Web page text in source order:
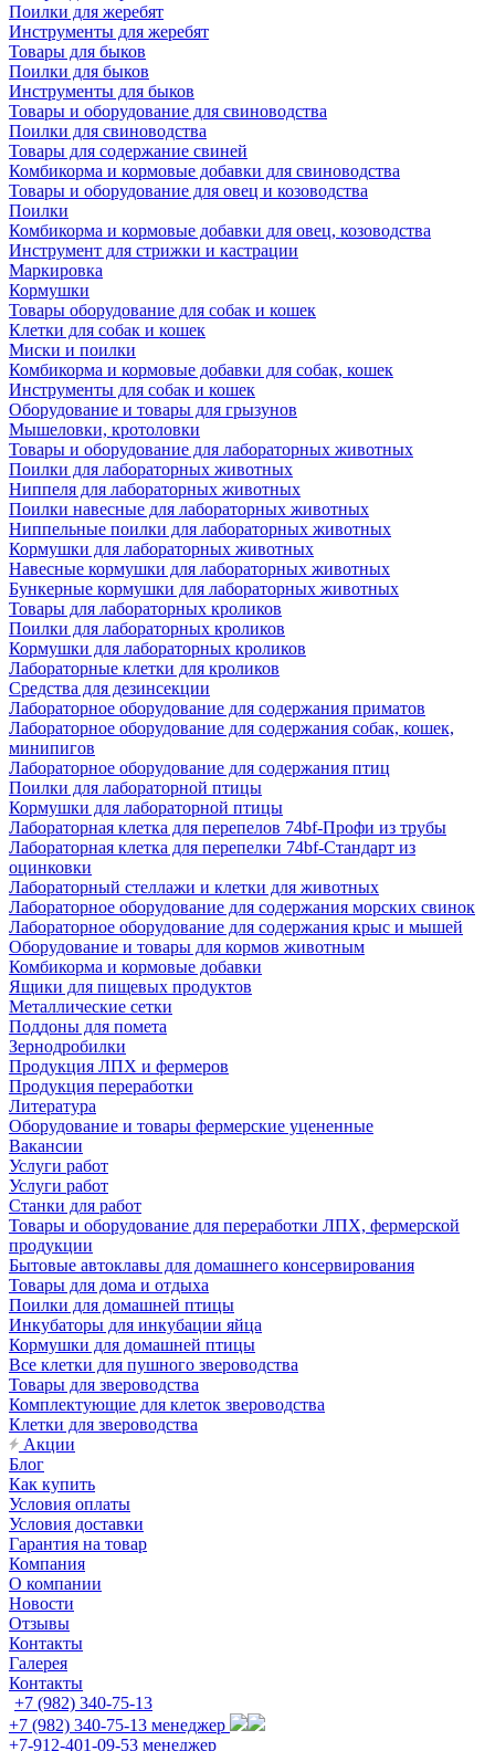
Поилки для жеребят
Инструменты для жеребят
Товары для быков
Поилки для быков
Инструменты для быков
Товары и оборудование для свиноводства
Поилки для свиноводства
Товары для содержание свиней
Комбикорма и кормовые добавки для свиноводства
Товары и оборудование для овец и козоводства
Поилки
Комбикорма и кормовые добавки для овец, козоводства
Инструмент для стрижки и кастрации
Маркировка
Кормушки
Товары оборудование для собак и кошек
Клетки для собак и кошек
Миски и поилки
Комбикорма и кормовые добавки для собак, кошек
Инструменты для собак и кошек
Оборудование и товары для грызунов
Мышеловки, кротоловки
Товары и оборудование для лабораторных животных
Поилки для лабораторных животных
Ниппеля для лабораторных животных
Поилки навесные для лабораторных животных
Ниппельные поилки для лабораторных животных
Кормушки для лабораторных животных
Навесные кормушки для лабораторных животных
Бункерные кормушки для лабораторных животных
Товары для лабораторных кроликов
Поилки для лабораторных кроликов
Кормушки для лабораторных кроликов
Лабораторные клетки для кроликов
Средства для дезинсекции
Лабораторное оборудование для содержания приматов
Лабораторное оборудование для содержания собак, кошек,
минипигов
Лабораторное оборудование для содержания птиц
Поилки для лабораторной птицы
Кормушки для лабораторной птицы
Лабораторная клетка для перепелов 74bf-Профи из трубы
Лабораторная клетка для перепелки 74bf-Стандарт из
оцинковки
Лабораторный стеллажи и клетки для животных
Лабораторное оборудование для содержания морских свинок
Лабораторное оборудование для содержания крыс и мышей
Оборудование и товары для кормов животным
Комбикорма и кормовые добавки
Ящики для пищевых продуктов
Металлические сетки
Поддоны для помета
Зернодробилки
Продукция ЛПХ и фермеров
Продукция переработки
Литература
Оборудование и товары фермерские уцененные
Вакансии
Услуги работ
Услуги работ
Станки для работ
Товары и оборудование для переработки ЛПХ, фермерской
продукции
Бытовые автоклавы для домашнего консервирования
Товары для дома и отдыха
Поилки для домашней птицы
Инкубаторы для инкубации яйца
Кормушки для домашней птицы
Все клетки для пушного звероводства
Товары для звероводства
Комплектующие для клеток звероводства
Клетки для звероводства
Акции
Блог
Как купить
Условия оплаты
Условия доставки
Гарантия на товар
Компания
О компании
Новости
Отзывы
Контакты
Галерея
Контакты
+7 (982) 340-75-13
+7 (982) 340-75-13 менеджер
+7-912-401-09-53 менеджер